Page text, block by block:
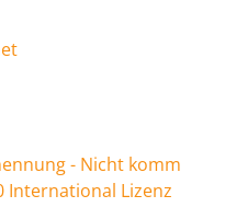
- Nicht komm
International Lizenz